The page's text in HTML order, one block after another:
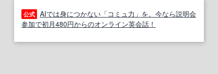
公式 AIでは身につかない「コミュ力」を。今なら説明会
参加で初月480円からのオンライン英会話！